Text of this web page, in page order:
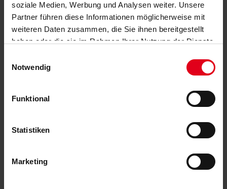
soziale Medien, Werbung und Analysen weiter. Unsere
Partner führen diese Informationen möglicherweise mit
weiteren Daten zusammen, die Sie ihnen bereitgestellt
haben oder die sie im Rahmen Ihrer Nutzung der Dienste
Notwendig
Funktional
Statistiken
Marketing